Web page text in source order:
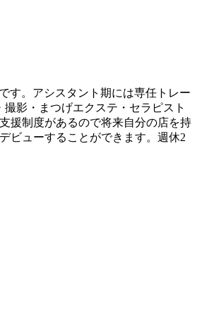
す。アシスタント期には専任トレー
影・まつげエクステ・セラピスト
援制度があるので将来自分の店を持
ビューすることができます。週休2